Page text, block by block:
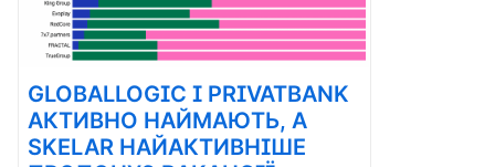
GLOBALLOGIC І PRIVATBANK
АКТИВНО НАЙМАЮТЬ, А
SKELAR НАЙАКТИВНІШЕ